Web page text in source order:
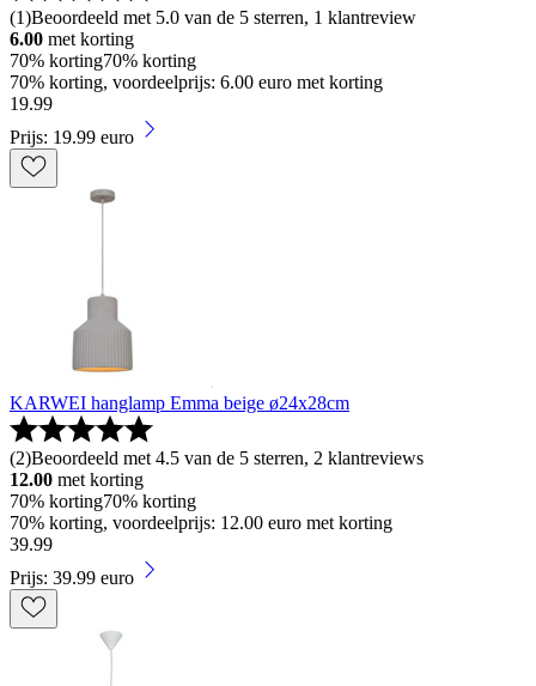
(1)Beoordeeld met 5.0 van de 5 sterren, 1 klantreview
6.00 met korting
70% korting70% korting
70% korting, voordeelprijs: 6.00 euro met korting
19.99
Prijs: 19.99 euro
KARWEI hanglamp Emma beige ø24x28cm
(2)Beoordeeld met 4.5 van de 5 sterren, 2 klantreviews
12.00 met korting
70% korting70% korting
70% korting, voordeelprijs: 12.00 euro met korting
39.99
Prijs: 39.99 euro